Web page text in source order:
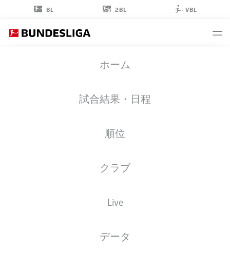
BL 2BL VBL
ホーム
試合結果・日程
順位
クラブ
Live
データ
30.05.2000